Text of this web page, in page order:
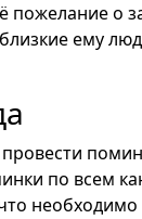
пожелание о
ему
по всем